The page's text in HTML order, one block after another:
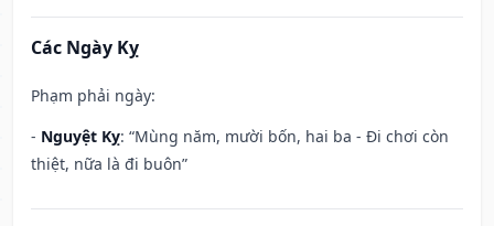
Các Ngày Kỵ
Phạm phải ngày:
- Nguyệt Kỵ: “Mùng năm, mười bốn, hai ba - Đi chơi còn
thiệt, nữa là đi buôn”